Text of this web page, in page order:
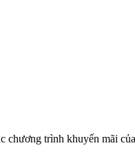
chương trình khuyến mãi